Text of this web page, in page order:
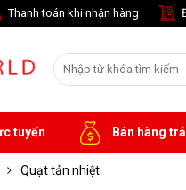
Thanh toán khi nhận hàng
tuyến Bán hàng
Quạt tản nhiệt